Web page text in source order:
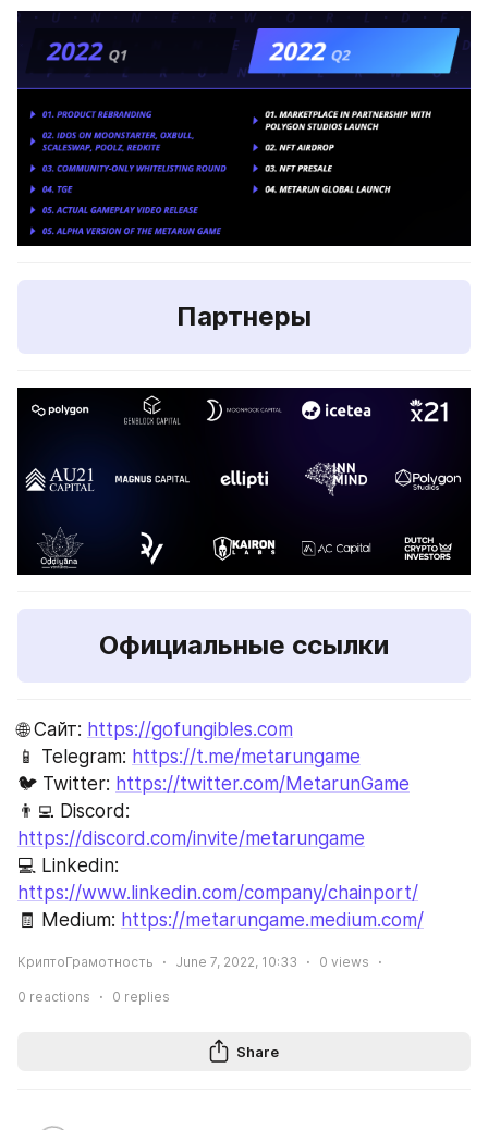
Партнеры
Официальные ссылки
🌐 Сайт: https://gofungibles.com
📱 Telegram: https://t.me/metarungame
🐦 Twitter: https://twitter.com/MetarunGame
https://discord.com/invite/metarungame
https://www.linkedin.com/company/chainport/
🧾 Medium: https://metarungame.medium.com/
КриптоГрамотность June 7, 2022, 10:33 0 views
0 reactions 0 replies
Share